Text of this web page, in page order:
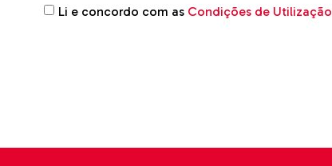
Li e concordo com as Condições de Utilização